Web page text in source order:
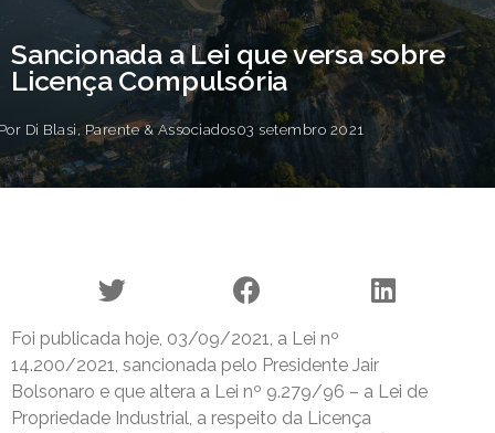
Sancionada a Lei que versa sobre
Licença Compulsória
Di Blasi, Parente & Associados03 setembro 2021
Foi publicada hoje, 03/09/2021, a Lei nº
14.200/2021, sancionada pelo Presidente Jair
Bolsonaro e que altera a Lei nº 9.279/96 – a Lei de
Propriedade Industrial, a respeito da Licença